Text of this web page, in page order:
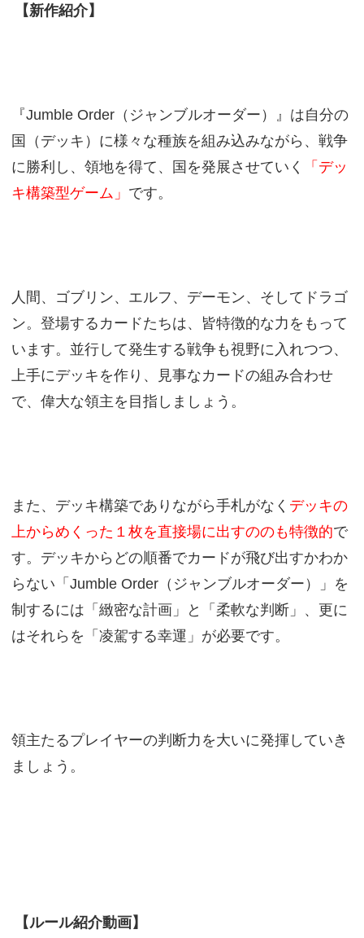
【新作紹介】
『Jumble Order（ジャンブルオーダー）』は自分の
国（デッキ）に様々な種族を組み込みながら、戦争
に勝利し、領地を得て、国を発展させていく
「デッ
キ構築型ゲーム」 です。
人間、ゴブリン、エルフ、デーモン、そしてドラゴ
ン。登場するカードたちは、皆特徴的な力をもって
います。並行して発生する戦争も視野に入れつつ、
上手にデッキを作り、見事なカードの組み合わせ
で、偉大な領主を目指しましょう。
また、デッキ構築でありながら手札がなく デッキの
上からめくった１枚を直接場に出すののも特徴的で
す。デッキからどの順番でカードが飛び出すかわか
らない「Jumble Order（ジャンブルオーダー）」を
制するには「緻密な計画」と「柔軟な判断」、更に
はそれらを「凌駕する幸運」が必要です。
領主たるプレイヤーの判断力を大いに発揮していき
ましょう。
【ルール紹介動画】